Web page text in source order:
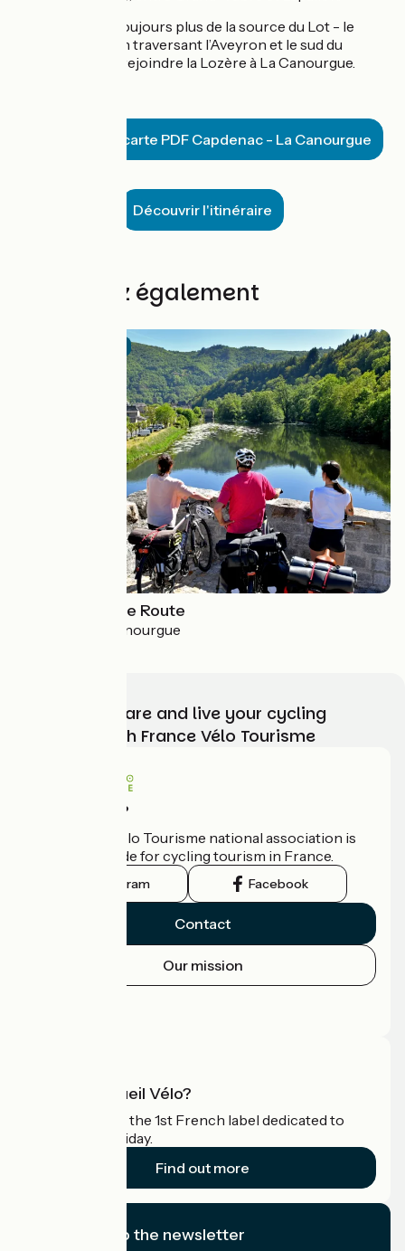
On s'approche toujours plus de la source du Lot - le
Mont Lozère - en traversant l’Aveyron et le sud du
Cantal, avant de rejoindre la Lozère à La Canourgue.
Télécharger carte PDF Capdenac - La Canourgue
Découvrir l'itinéraire
Découvrez également
Lot Valley Cycle Route
Aiguillon > La Canourgue
Choose, prepare and live your cycling
adventure with France Vélo Tourisme
Who are we?
The France Vélo Tourisme national association is
the official guide for cycling tourism in France.
Instagram Facebook
Contact
Our mission
What is Accueil Vélo?
Accueil Vélo is the 1st French label dedicated to
cyclists on holiday.
Find out more
I subscribe to the newsletter